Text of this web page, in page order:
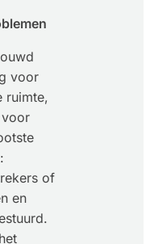
voor
ruimte,
:
of
en